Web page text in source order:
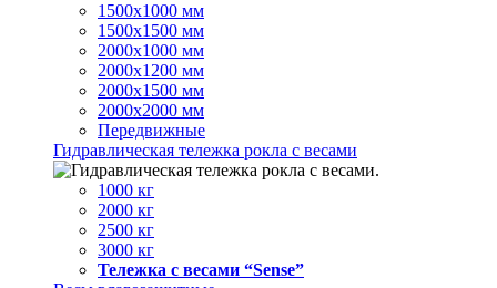
1500х1000 мм
1500х1500 мм
2000х1000 мм
2000х1200 мм
2000х1500 мм
2000х2000 мм
Передвижные
Гидравлическая тележка рокла с весами
1000 кг
2000 кг
2500 кг
3000 кг
Тележка с весами “Sense”